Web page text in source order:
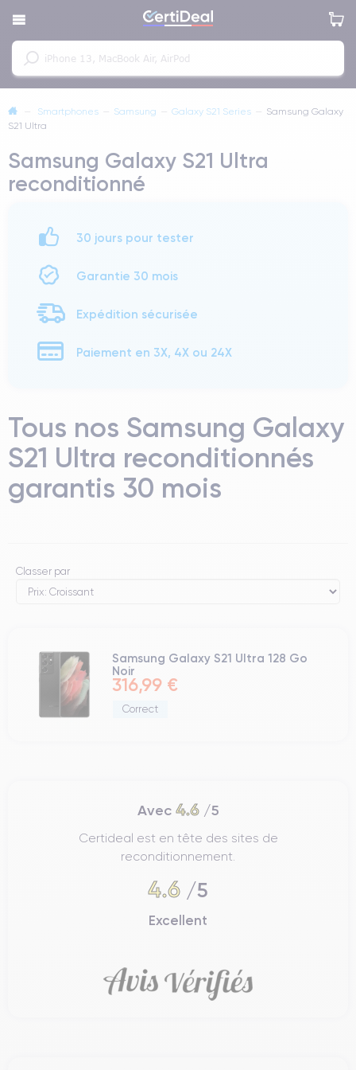
— Smartphones Samsung Galaxy S21 Series — Samsung Galaxy
S21 Ultra
Samsung Galaxy S21 Ultra
reconditionné
30 jours pour tester
Garantie 30 mois
Expédition sécurisée
Paiement en 3X, 4X ou 24X
Tous nos Samsung Galaxy
S21 Ultra reconditionnés
garantis 30 mois
Classer par
Samsung Galaxy S21 Ultra 128 Go
Noir
316,99 €
Correct
Avec 4.6/5
Certideal est en tête des sites de
reconditionnement.
4.6 /5
Excellent